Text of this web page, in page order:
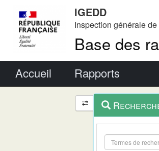
IGEDD
Inspection générale
Base des
Accueil Rapports
Navigation
et
outils
contextuel